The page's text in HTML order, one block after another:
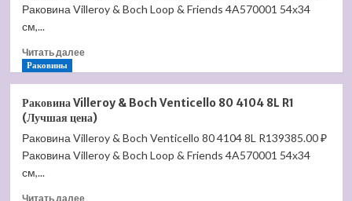
80
(Лучшая
Раковина Villeroy & Boch Loop & Friends 4A570001 54х34
см,...
Читать далееПрочитать
Раковина
Villeroy
&
Boch
Hommage
Раковины
Раковина Villeroy & Boch Venticello 80 4104 8L R1
(Лучшая цена)
Раковина Villeroy & Boch Venticello 80 4104 8L R139385.00 ₽
Раковина Villeroy & Boch Loop & Friends 4A570001 54х34
см,...
Читать далееПрочитать